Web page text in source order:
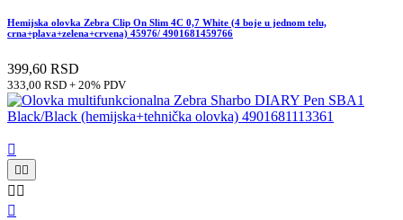
Hemijska olovka Zebra Clip On Slim 4C 0,7 White (4 boje u jednom telu,
crna+plava+zelena+crvena) 45976/ 4901681459766
399,60 RSD
333,00 RSD + 20% PDV

 
 
